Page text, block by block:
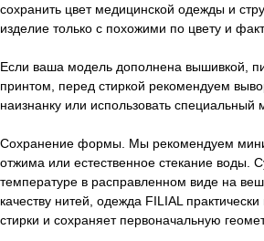
сохранить цвет медицинской одежды и
изделие только с похожими по цвету и
Если ваша модель дополнена вышивкой,
принтом, перед стиркой рекомендуем
наизнанку или использовать специальный
Сохранение формы. Мы рекомендуем
отжима или естественное стекание воды.
температуре в расправленном виде на
качеству нитей, одежда FILIAL
стирки и сохраняет первоначальную